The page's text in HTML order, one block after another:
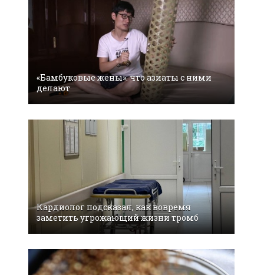
«Бамбуковые жены»: что азиаты с ними
делают
Кардиолог подсказал, как вовремя
заметить угрожающий жизни тромб